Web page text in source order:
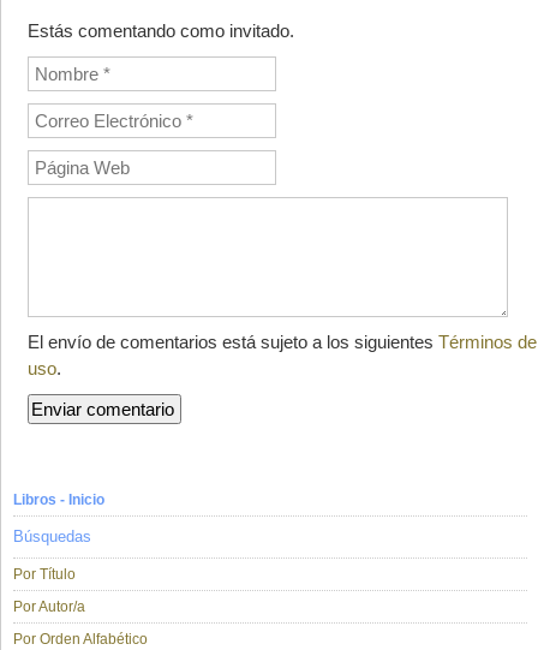
Estás comentando como invitado.
El envío de comentarios está sujeto a los siguientes Términos de
uso.
Libros - Inicio
Búsquedas
Por Título
Por Autor/a
Por Orden Alfabético